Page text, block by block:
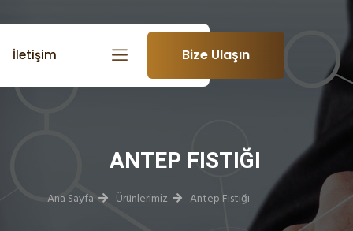
İletişim Bize Ulaşın
ANTEP FISTIĞI
Ana Sayfa Ürünlerimiz Antep Fıstığı